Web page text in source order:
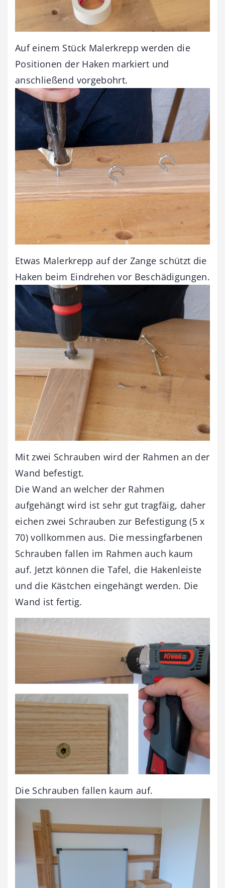
Auf einem Stück Malerkrepp werden die
Positionen der Haken markiert und
anschließend vorgebohrt.
Etwas Malerkrepp auf der Zange schützt die
Haken beim Eindrehen vor Beschädigungen.
Mit zwei Schrauben wird der Rahmen an der
Wand befestigt.
Die Wand an welcher der Rahmen
aufgehängt wird ist sehr gut tragfäig, daher
eichen zwei Schrauben zur Befestigung (5 x
70) vollkommen aus. Die messingfarbenen
Schrauben fallen im Rahmen auch kaum
auf. Jetzt können die Tafel, die Hakenleiste
und die Kästchen eingehängt werden. Die
Wand ist fertig.
Die Schrauben fallen kaum auf.